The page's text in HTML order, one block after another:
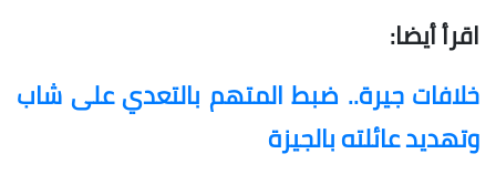
اقرأ أيضا:
خلافات جيرة.. ضبط المتهم بالتعدي على شاب
وتهديد عائلته بالجيزة